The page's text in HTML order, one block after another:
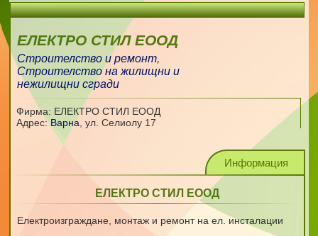
ЕЛЕКТРО СТИЛ ЕООД
Строителство и ремонт,
Строителство на жилищни и
нежилищни сгради
Фирма: ЕЛЕКТРО СТИЛ ЕООД
Адрес:Варна ул. Селиолу 17
Информация
ЕЛЕКТРО СТИЛ ЕООД
Електроизграждане, монтаж и ремонт на ел. инсталации